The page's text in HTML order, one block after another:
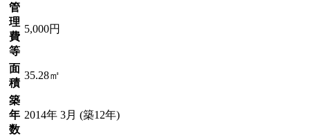
管
理
費
等
5,000円
面
積
35.28㎡
築
年
数
2014年 3月 (築12年)